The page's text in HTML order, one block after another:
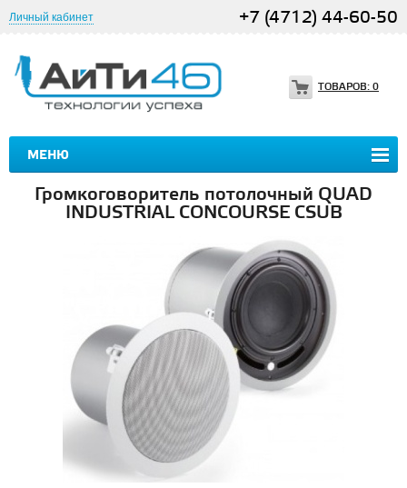
Личный кабинет +7 (4712) 44-60-50
МЕНЮ
ТОВАРОВ: 0
Громкоговоритель потолочный QUAD
INDUSTRIAL CONCOURSE CSUB